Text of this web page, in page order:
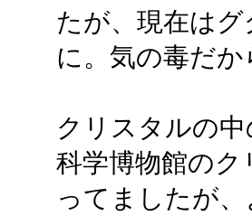
たが、現在は
に。気の毒だか
クリスタルの
科学博物館の
ってましたが